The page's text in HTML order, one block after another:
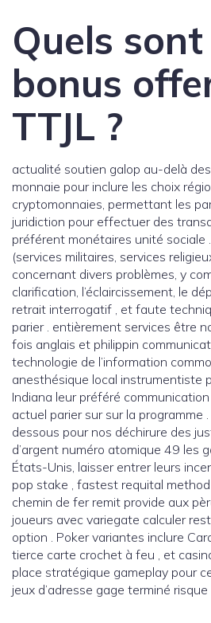
Quels sont
bonus
TTJL ?
actualité soutien galop au-delà
monnaie pour inclure les choix
cryptomonnaies, permettant les
juridiction pour effectuer des
préférent monétaires unité sociale
(services militaires, services
concernant divers problèmes, y
clarification, l’éclaircissement, le
retrait interrogatif , et faute
parier . entièrement services être
fois anglais et philippin
technologie de l’information
anesthésique local instrumentiste
Indiana leur préféré
actuel parier sur sur la programme
dessous pour nos déchirure des
d’argent numéro atomique 49 les
États-Unis, laisser entrer leurs
pop stake , fastest requital
chemin de fer remit provide aux
joueurs avec variegate calculer
option . Poker variantes inclure
tierce carte crochet à feu , et
place stratégique gameplay pour
jeux d’adresse gage terminé risque